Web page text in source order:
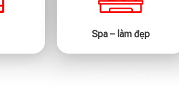
Spa – làm đẹp